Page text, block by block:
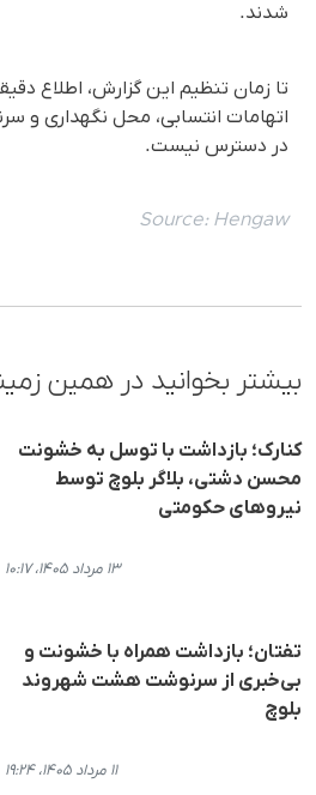
شدند.
تا زمان تنظیم این گزارش، اطلاع
اتهامات انتسابی، محل نگهداری و
در دسترس نیست.
Source: Hengaw
بیشتر بخوانید در همین
کنارک؛ بازداشت با توسل به خشونت
محسن دشتی، بلاگر بلوچ توسط
نیروهای حکومتی
۱۳ مرداد ۱۴۰۵، ۱۰:۱۷
تفتان؛ بازداشت همراه با خشونت و
بی‌خبری از سرنوشت هشت شهروند
بلوچ
۱۱ مرداد ۱۴۰۵، ۱۹:۲۴